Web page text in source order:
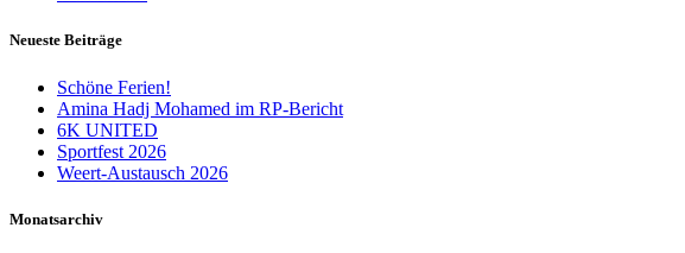
Neueste Beiträge
Schöne Ferien!
Amina Hadj Mohamed im RP-Bericht
6K UNITED
Sportfest 2026
Weert-Austausch 2026
Monatsarchiv